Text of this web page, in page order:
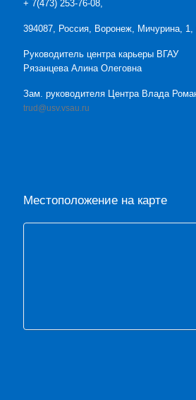
+ 7(473) 253-76-08,
394087, Россия, Воронеж, Мичурина, 1,
Руководитель центра карьеры ВГАУ
Рязанцева Алина Олеговна
Зам. руководителя Центра Влада
trud@usv.vsau.ru
Местоположение на карте